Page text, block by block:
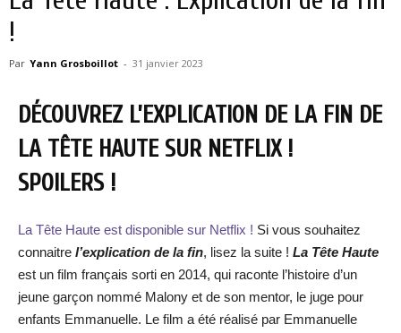
!
Par Yann Grosboillot - 31 janvier 2023
DÉCOUVREZ L’EXPLICATION DE LA FIN DE
LA TÊTE HAUTE SUR NETFLIX !
SPOILERS !
La Tête Haute est disponible sur Netflix ! Si vous souhaitez
connaitre l’explication de la fin, lisez la suite ! La Tête Haute
est un film français sorti en 2014, qui raconte l’histoire d’un
jeune garçon nommé Malony et de son mentor, le juge pour
enfants Emmanuelle. Le film a été réalisé par Emmanuelle